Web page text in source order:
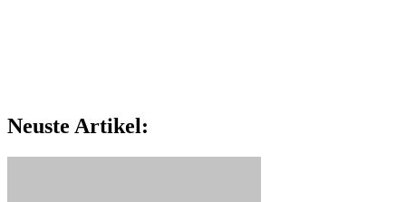
Neuste Artikel: